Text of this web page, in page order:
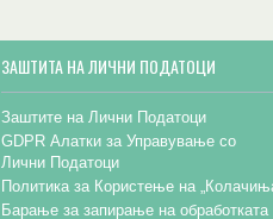
ЗАШТИТА НА ЛИЧНИ ПОДАТОЦИ
Заштите на Лични Податоци
GDPR Алатки за Управување со
Лични Податоци
Политика за Користење на
Барање за запирање на обработката